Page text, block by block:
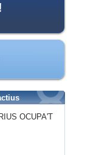
OCUPA'T